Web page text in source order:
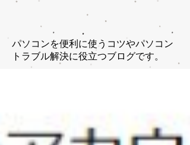
パソコンを便利に使うコツやパソコン
トラブル解決に役立つブログです。